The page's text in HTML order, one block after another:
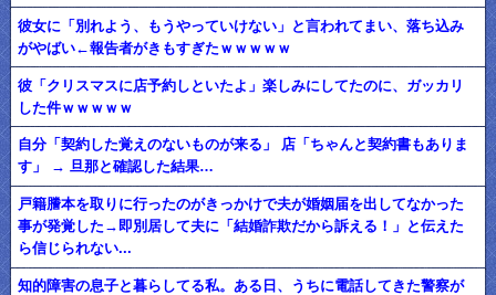
彼女に「別れよう、もうやっていけない」と言われてまい、落ち込み
がやばい←報告者がきもすぎたｗｗｗｗｗ
彼「クリスマスに店予約しといたよ」楽しみにしてたのに、ガッカリ
した件ｗｗｗｗｗ
自分「契約した覚えのないものが来る」 店「ちゃんと契約書もありま
す」 → 旦那と確認した結果…
戸籍謄本を取りに行ったのがきっかけで夫が婚姻届を出してなかった
事が発覚した→即別居して夫に「結婚詐欺だから訴える！」と伝えた
ら信じられない...
知的障害の息子と暮らしてる私。ある日、うちに電話してきた警察が